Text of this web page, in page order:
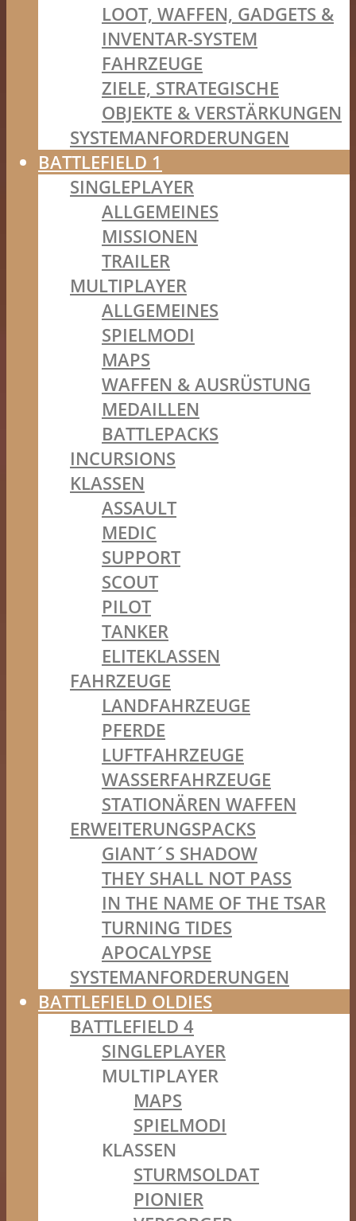
LOOT, WAFFEN, GADGETS &
INVENTAR-SYSTEM
FAHRZEUGE
ZIELE, STRATEGISCHE
OBJEKTE & VERSTÄRKUNGEN
SYSTEMANFORDERUNGEN
BATTLEFIELD 1
SINGLEPLAYER
ALLGEMEINES
MISSIONEN
TRAILER
MULTIPLAYER
ALLGEMEINES
SPIELMODI
MAPS
WAFFEN & AUSRÜSTUNG
MEDAILLEN
BATTLEPACKS
INCURSIONS
KLASSEN
ASSAULT
MEDIC
SUPPORT
SCOUT
PILOT
TANKER
ELITEKLASSEN
FAHRZEUGE
LANDFAHRZEUGE
PFERDE
LUFTFAHRZEUGE
WASSERFAHRZEUGE
STATIONÄREN WAFFEN
ERWEITERUNGSPACKS
GIANT´S SHADOW
THEY SHALL NOT PASS
IN THE NAME OF THE TSAR
TURNING TIDES
APOCALYPSE
SYSTEMANFORDERUNGEN
BATTLEFIELD OLDIES
BATTLEFIELD 4
SINGLEPLAYER
MULTIPLAYER
MAPS
SPIELMODI
KLASSEN
STURMSOLDAT
PIONIER